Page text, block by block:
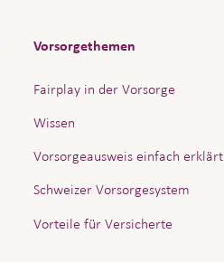
Vorsorgethemen
Fairplay in der Vorsorge
Wissen
Vorsorgeausweis einfach erklärt
Schweizer Vorsorgesystem
Vorteile für Versicherte